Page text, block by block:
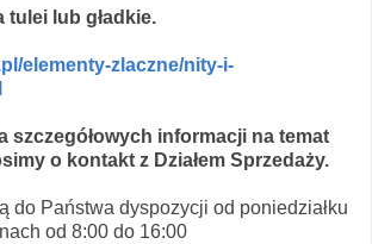
tulei lub gładkie.
elementy-zlaczne/nity-i-
szczegółowych informacji na temat
o kontakt z Działem Sprzedaży.
do Państwa dyspozycji od poniedziałku
od 8:00 do 16:00